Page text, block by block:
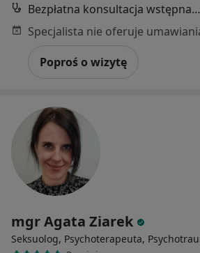
Bezpłatna konsultacja wstępna - telefoniczna
Poproś o wizytę
mgr Agata Ziarek
Seksuolog, Psychoterapeuta,